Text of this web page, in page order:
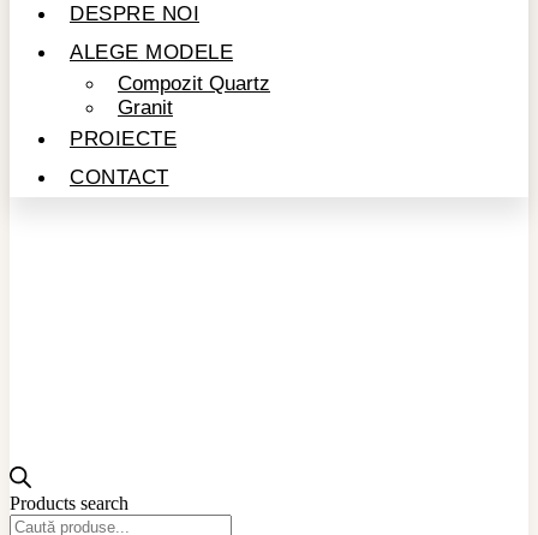
DESPRE NOI
ALEGE MODELE
Compozit Quartz
Granit
PROIECTE
CONTACT
Products search